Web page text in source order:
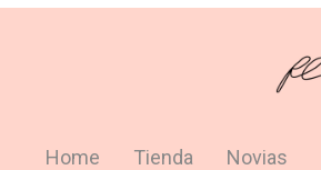
Home Tienda Novias